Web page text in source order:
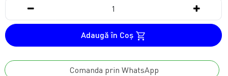
Adaugă în Coş
Comanda prin WhatsApp